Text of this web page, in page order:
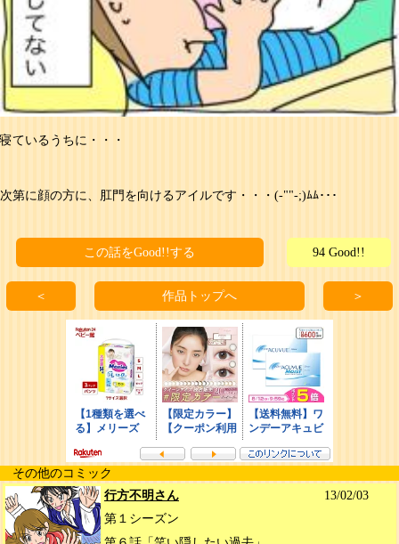
寝ているうちに・・・
次第に顔の方に、肛門を向けるアイルです・・・(-""-;)ﾑﾑ･･･
この話をGood!!する 94 Good!!
＜ 作品トップへ ＞
その他のコミック
行方不明さん
13/02/03
第１シーズン